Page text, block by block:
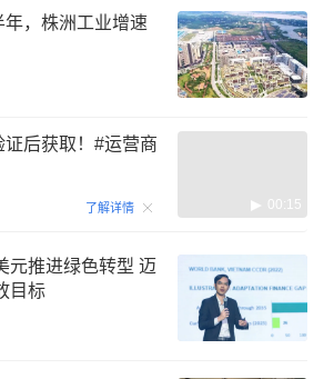
，株洲工业增速
后获取！#运营商
了解详情 00:15
元推进绿色转型 迈
目标